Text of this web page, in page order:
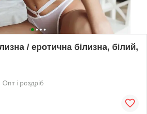
/ еротична білизна, білий,
Опт і роздріб